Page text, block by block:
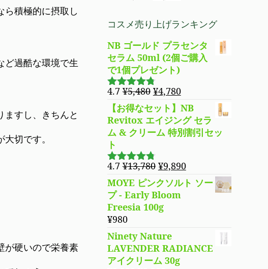
ら積極的に摂取し
ど過酷な環境で生
すし、きちんと
切です。
が硬いので栄養素
た。
す。
価
格
は
¥5,480
で
し
た。
の
価
格
は
す。
コスメ売り上げランキング
NB ゴールド プラセンタ
セラム 50ml (2個ご購入
で1個プレゼント)
5段階で
4.69の評
価
4.7 ¥5,480 元
価
格
は
¥5,480
で
し
た。
¥4,780現
在
の
価
格
¥4,780
で
す。
【お得なセット】NB
Revitox エイジング セラ
ム & クリーム 特別割引セッ
ト
5段階で
4.70の評
価
4.7 ¥13,780 元
の
価
格
は
で
し
た。
¥9,890現
在
の
で
MOYE ピンクソルト ソー
プ - Early Bloom
Freesia 100g
¥980
Ninety Nature
LAVENDER RADIANCE
アイクリーム 30g